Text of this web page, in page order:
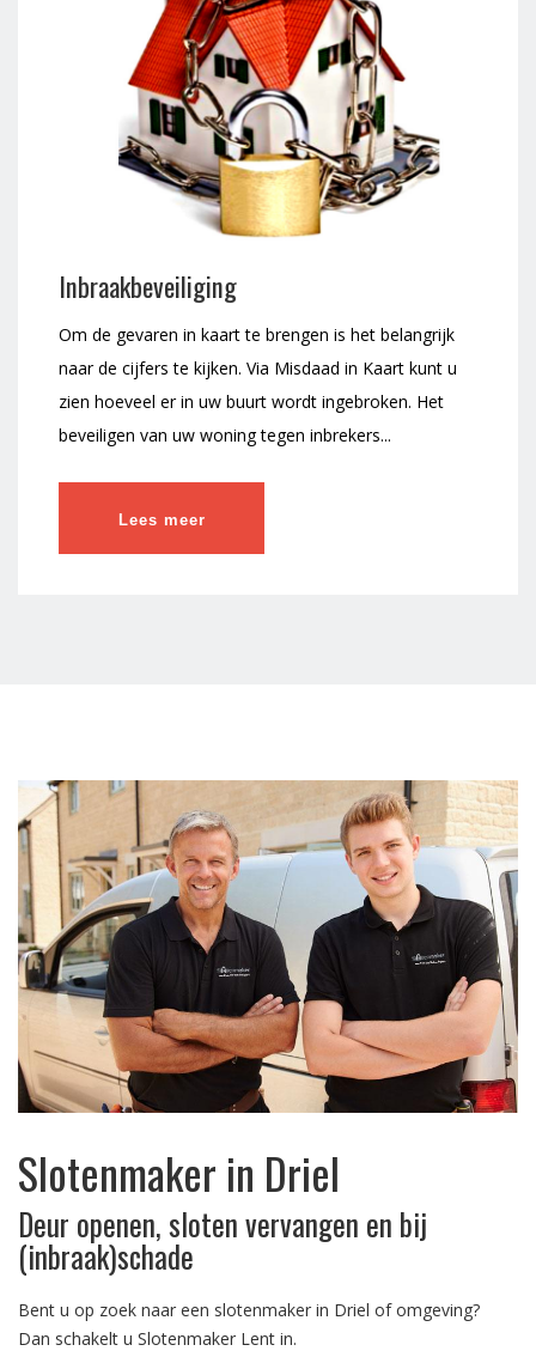
Inbraakbeveiliging
Om de gevaren in kaart te brengen is het belangrijk
naar de cijfers te kijken. Via Misdaad in Kaart kunt u
zien hoeveel er in uw buurt wordt ingebroken. Het
beveiligen van uw woning tegen inbrekers...
Lees meer
Slotenmaker in Driel
Deur openen, sloten vervangen en bij
(inbraak)schade
Bent u op zoek naar een slotenmaker in Driel of omgeving?
Dan schakelt u Slotenmaker Lent in.